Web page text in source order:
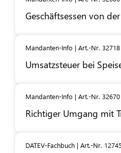
Geschäftsessen von
Mandanten-Info | Art.-Nr. 32718
Umsatzsteuer bei
Mandanten-Info | Art.-Nr. 32670
Richtiger Umgang mit
DATEV-Fachbuch | Art.-Nr. 12745